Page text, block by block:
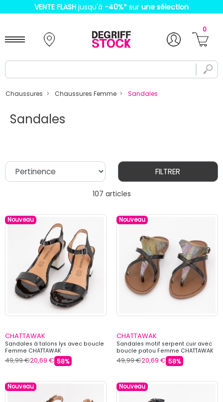
VENTE FLASH jusqu'à -40%* sur une sélection
0
Chaussures Chaussures Femme Sandales
Sandales
107 articles
FILTRER
Nouveau
CHATTAWAK
Sandales à talons lys avec boucle
Femme CHATTAWAK
49,99 €20,69 € 58%
Nouveau
CHATTAWAK
Sandales motif serpent cuir avec
boucle patou Femme CHATTAWAK
49,99 €20,69 € 58%
Nouveau Nouveau